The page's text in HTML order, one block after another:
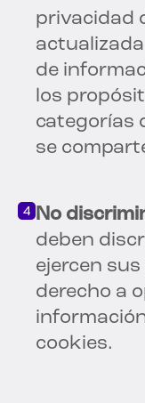
privacidad
de
los
categorías
se
No
deben
ejercen
derecho a
cookies.